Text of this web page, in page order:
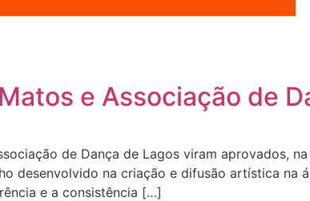
e Associação de
de Dança de Lagos viram aprovados,
desenvolvido na criação e difusão artística na
e a consistência […]